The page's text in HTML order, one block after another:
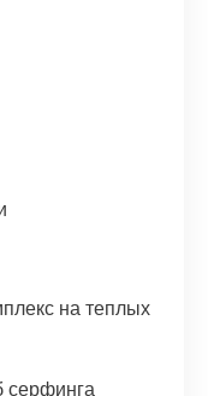
на теплых
серфинга